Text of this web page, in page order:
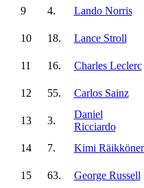
9
4. Lando Norris
10
18. Lance Stroll
11
16. Charles Leclerc
12
55. Carlos Sainz
13
3.
Daniel
Ricciardo
14
7. Kimi
15
63. George Russell